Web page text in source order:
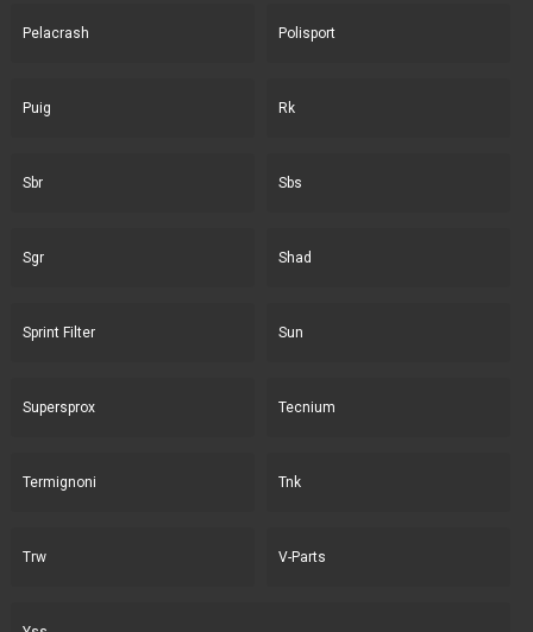
Pelacrash Polisport
Puig Rk
Sbr Sbs
Sgr Shad
Sprint Filter Sun
Supersprox Tecnium
Termignoni Tnk
Trw V-Parts